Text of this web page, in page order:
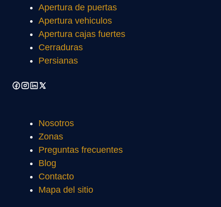
Apertura de puertas
Apertura vehiculos
Apertura cajas fuertes
Cerraduras
Persianas
Nosotros
Zonas
Preguntas frecuentes
Blog
Contacto
Mapa del sitio